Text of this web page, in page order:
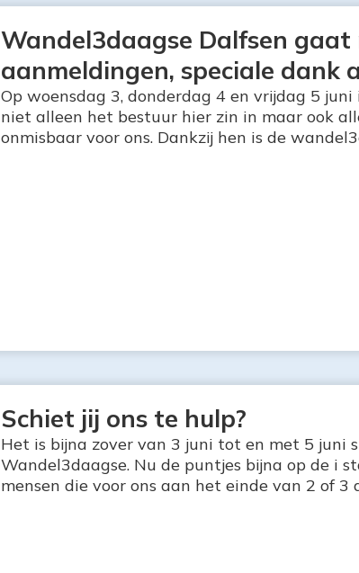
Wandel3daagse Dalfsen
aanmeldingen, speciale dank
Op woensdag 3, donderdag 4 en vrijdag 5
niet alleen het bestuur hier zin in maar ook
onmisbaar voor ons. Dankzij hen is de
Schiet jij ons te hulp?
Het is bijna zover van 3 juni tot en met 5 juni
Wandel3daagse. Nu de puntjes bijna op de i
mensen die voor ons aan het einde van 2 of